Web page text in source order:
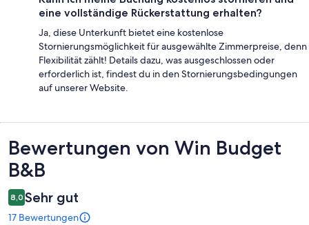
eine vollständige Rückerstattung erhalten?
Ja, diese Unterkunft bietet eine kostenlose
Stornierungsmöglichkeit für ausgewählte Zimmerpreise, denn
Flexibilität zählt! Details dazu, was ausgeschlossen oder
erforderlich ist, findest du in den Stornierungsbedingungen
auf unserer Website.
Bewertungen
Bewertungen von Win Budget
B&B
8,0 Sehr gut
17 Bewertungen